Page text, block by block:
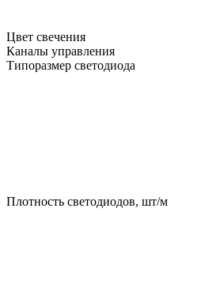
Цвет свечения
Каналы управления
Типоразмер светодиода
Плотность светодиодов, шт/м